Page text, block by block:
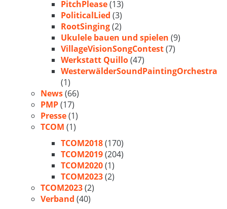
PitchPlease(13)
PoliticalLied (3)
RootSinging(2)
Ukulele bauen und spielen (9)
VillageVisionSongContest(7)
Werkstatt Quillo(47)
WesterwälderSoundPaintingOrchestra
(1)
News(66)
PMP(17)
Presse(1)
TCOM (1)
TCOM2018(170)
TCOM2019(204)
TCOM2020(1)
TCOM2023(2)
TCOM2023(2)
Verband (40)